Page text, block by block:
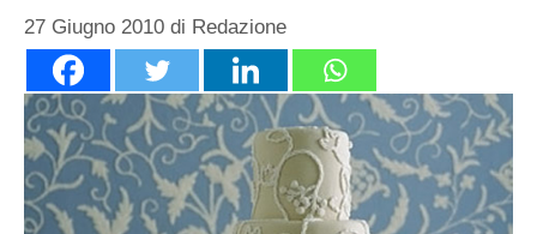
27 Giugno 2010 di Redazione